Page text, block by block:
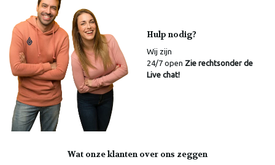
Hulp nodig?
Wij zijn
24/7 open Zie rechtsonder de
Live chat!
Wat onze klanten over ons zeggen